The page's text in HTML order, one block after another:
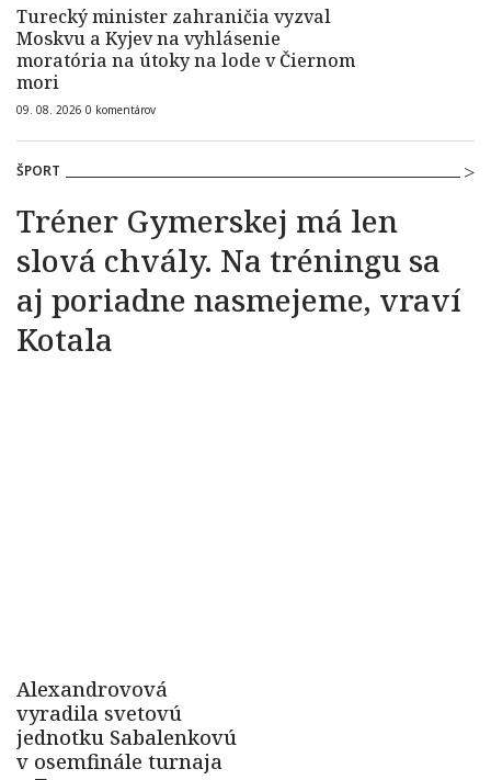
Turecký minister zahraničia vyzval
Moskvu a Kyjev na vyhlásenie
moratória na útoky na lode v Čiernom
mori
09. 08. 2026 0 komentárov
ŠPORT